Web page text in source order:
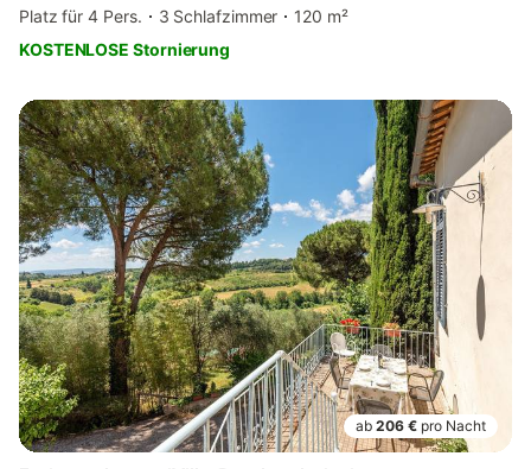
Platz für 4 Pers.
3 Schlafzimmer
120 m²
KOSTENLOSE Stornierung
ab 206 € pro Nacht